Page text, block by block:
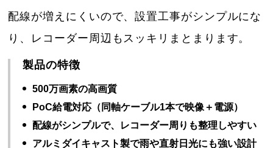
配線が増えにくいので、設置工事がシンプルにな
り、レコーダー周辺もスッキリまとまります。
製品の特徴
500万画素の高画質
PoC給電対応（同軸ケーブル1本で映像＋電源）
配線がシンプルで、レコーダー周りも整理しやすい
アルミダイキャスト製で雨や直射日光にも強い設計